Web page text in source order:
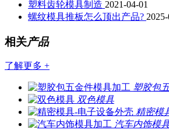
塑料齿轮模具制造 2021-04-01
螺纹模具推板怎么顶出产品?
相关产品
了解更多 +
塑胶包
双色模具
精密模
汽车内饰模